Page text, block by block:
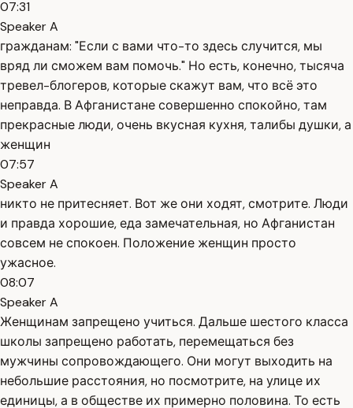
07:31
Speaker A
гражданам: "Если с вами что-то здесь случится, мы
вряд ли сможем вам помочь." Но есть, конечно, тысяча
тревел-блогеров, которые скажут вам, что всё это
неправда. В Афганистане совершенно спокойно, там
прекрасные люди, очень вкусная кухня, талибы душки, а
женщин
07:57
Speaker A
никто не притесняет. Вот же они ходят, смотрите. Люди
и правда хорошие, еда замечательная, но Афганистан
совсем не спокоен. Положение женщин просто
ужасное.
08:07
Speaker A
Женщинам запрещено учиться. Дальше шестого класса
школы запрещено работать, перемещаться без
мужчины сопровождающего. Они могут выходить на
небольшие расстояния, но посмотрите, на улице их
единицы, а в обществе их примерно половина. То есть